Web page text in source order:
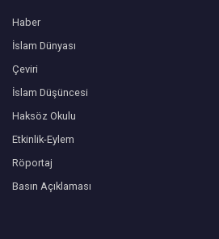
Haber
İslam Dünyası
Çeviri
İslam Düşüncesi
Haksöz Okulu
Etkinlik-Eylem
Röportaj
Basın Açıklaması